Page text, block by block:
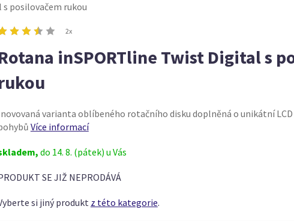
posilovačem rukou
2x
inSPORTline Twist Digital s
varianta oblíbeného rotačního disku doplněná o unikátní
Více informací
do 14. 8. (pátek) u Vás
SE JIŽ NEPRODÁVÁ
si jiný produkt z této kategorie.